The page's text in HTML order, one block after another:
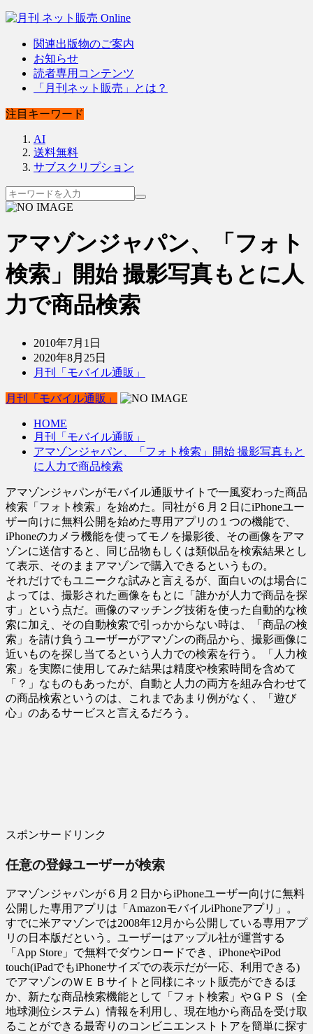
関連出版物のご案内
お知らせ
読者専用コンテンツ
「月刊ネット販売」とは？
注目キーワード
AI
送料無料
サブスクリプション
アマゾンジャパン、「フォト
検索」開始 撮影写真もとに人
力で商品検索
2010年7月1日
2020年8月25日
月刊「モバイル通販」
月刊「モバイル通販」
HOME
月刊「モバイル通販」
アマゾンジャパン、「フォト検索」開始 撮影写真もと
に人力で商品検索
アマゾンジャパンがモバイル通販サイトで一風変わった商品
検索「フォト検索」を始めた。同社が６月２日にiPhoneユー
ザー向けに無料公開を始めた専用アプリの１つの機能で、
iPhoneのカメラ機能を使ってモノを撮影後、その画像をアマ
ゾンに送信すると、同じ品物もしくは類似品を検索結果とし
て表示、そのままアマゾンで購入できるというもの。
それだけでもユニークな試みと言えるが、面白いのは場合に
よっては、撮影された画像をもとに「誰かが人力で商品を探
す」という点だ。画像のマッチング技術を使った自動的な検
索に加え、その自動検索で引っかからない時は、「商品の検
索」を請け負うユーザーがアマゾンの商品から、撮影画像に
近いものを探し当てるという人力での検索を行う。「人力検
索」を実際に使用してみた結果は精度や検索時間を含めて
「？」なものもあったが、自動と人力の両方を組み合わせて
の商品検索というのは、これまであまり例がなく、「遊び
心」のあるサービスと言えるだろう。
スポンサードリンク
任意の登録ユーザーが検索
アマゾンジャパンが６月２日からiPhoneユーザー向けに無料
公開した専用アプリは「AmazonモバイルiPhoneアプリ」。
すでに米アマゾンでは2008年12月から公開している専用アプ
リの日本版だという。ユーザーはアップル社が運営する
「App Store」で無料でダウンロードでき、iPhoneやiPod
touch(iPadでもiPhoneサイズでの表示だが一応、利用できる)
でアマゾンのＷＥＢサイトと同様にネット販売ができるほ
か、新たな商品検索機能として「フォト検索」やＧＰＳ（全
地球測位システム）情報を利用し、現在地から商品を受け取
ることができる最寄りのコンビニエンストトアを簡単に探す